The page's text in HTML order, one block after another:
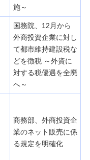
施～
国務院、12月から
外商投資企業に対し
て都市維持建設税な
どを徴税 ～外資に
対する税優遇を全廃
へ～
商務部、外商投資企
業のネット販売に係
る規定を明確化